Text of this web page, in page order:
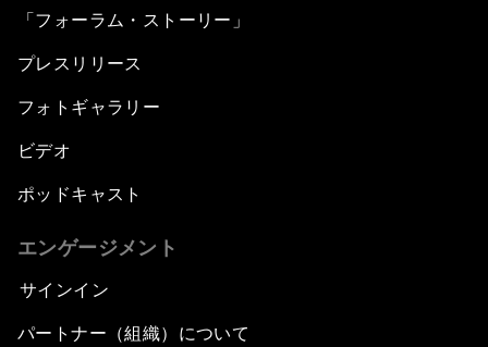
「フォーラム・ストーリー」
プレスリリース
フォトギャラリー
ビデオ
ポッドキャスト
エンゲージメント
サインイン
パートナー（組織）について